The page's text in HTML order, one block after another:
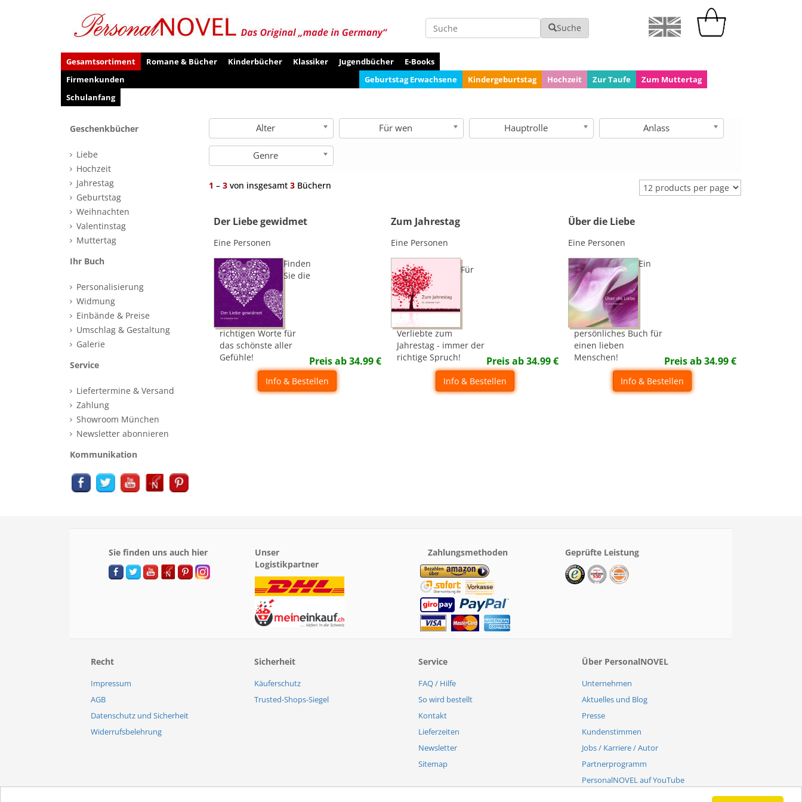
Suche Suche
Gesamtsortiment Romane & Bücher Kinderbücher Klassiker Jugendbücher
E-Books
Firmenkunden
Geburtstag Erwachsene Kindergeburtstag Hochzeit Zur Taufe
Zum Muttertag
Schulanfang
Geschenkbücher
Liebe
Hochzeit
Jahrestag
Geburtstag
Weihnachten
Valentinstag
Muttertag
Ihr Buch
Personalisierung
Widmung
Einbände & Preise
Umschlag & Gestaltung
Galerie
Service
Liefertermine & Versand
Zahlung
Showroom München
Newsletter abonnieren
Kommunikation
Alter Für wen Hauptrolle Anlass
Genre
1 – 3von insgesamt 3Büchern
Der Liebe gewidmet
Eine Personen
Finden
Sie die
richtigen Worte für
das schönste aller
Gefühle!
Preis ab34.99€
Info & Bestellen
Zum Jahrestag
Eine Personen
Für
Verliebte zum
Jahrestag - immer der
richtige Spruch!
Preis ab34.99 €
Info & Bestellen
Über die Liebe
Eine Personen
Ein
persönliches Buch für
einen lieben
Menschen!
Preis ab34.99€
Info & Bestellen
Sie finden uns auch hier
Unser
Logistikpartner
Zahlungsmethoden Geprüfte Leistung
Recht
Impressum
AGB
Datenschutz und Sicherheit
Widerrufsbelehrung
Sicherheit
Käuferschutz
Trusted-Shops-Siegel
Service
FAQ / Hilfe
So wird bestellt
Kontakt
Lieferzeiten
Newsletter
Sitemap
Über PersonalNOVEL
Unternehmen
Aktuelles und Blog
Presse
Kundenstimmen
Jobs / Karriere / Autor
Partnerprogramm
PersonalNOVEL auf YouTube